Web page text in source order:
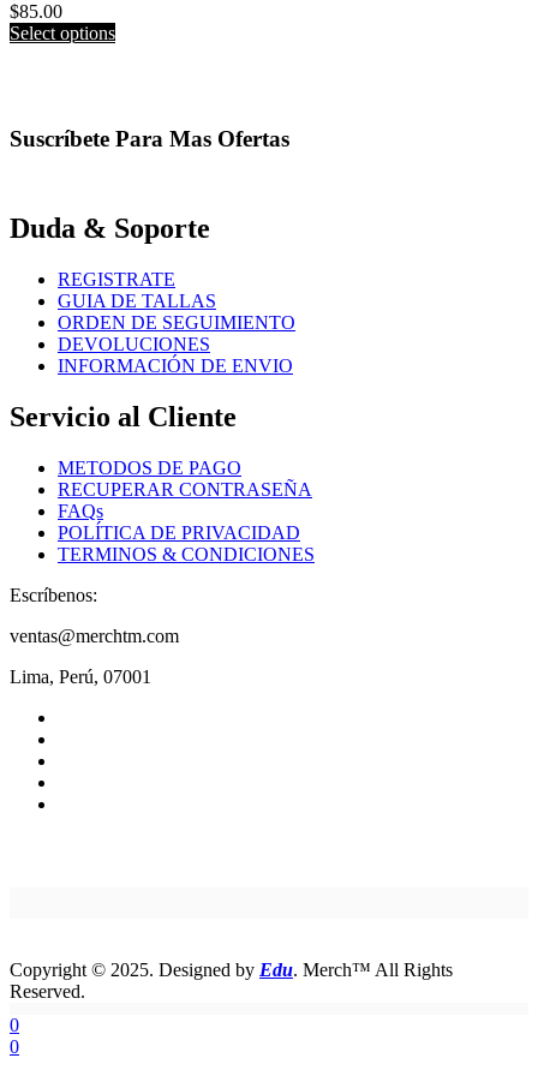
be
chosen
page
$85.00
Select optionsThis
The
chosen
the
product
page
Suscríbete Para Mas Ofertas
Duda & Soporte
REGISTRATE
GUIA DE TALLAS
ORDEN DE SEGUIMIENTO
DEVOLUCIONES
INFORMACIÓN DE ENVIO
Servicio al Cliente
METODOS DE PAGO
RECUPERAR CONTRASEÑA
FAQs
POLÍTICA DE PRIVACIDAD
TERMINOS & CONDICIONES
Escríbenos:
ventas@merchtm.com
Lima, Perú, 07001
Copyright © 2025. Designed by Edu. Merch™ All Rights
Reserved.
0
0